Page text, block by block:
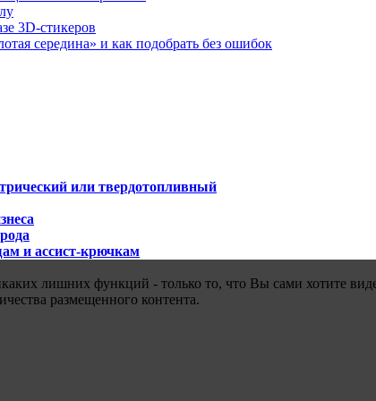
3D-стикеров
середина» и как подобрать без ошибок
или твердотопливный
и ассист-крючкам
лишних функций - только то, что Вы сами хотите
размещенного контента.